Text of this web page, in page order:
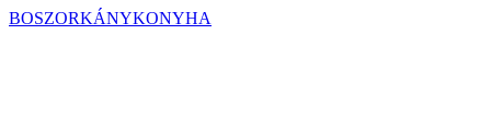
BOSZORKÁNYKONYHA